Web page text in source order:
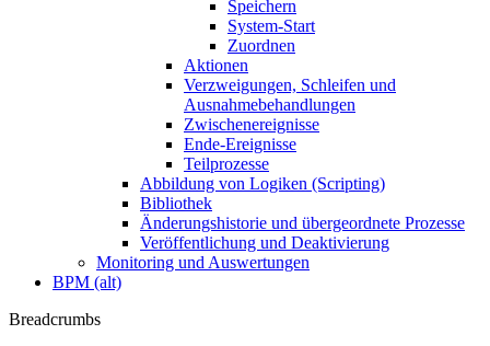
Speichern
System-Start
Zuordnen
Aktionen
Verzweigungen, Schleifen und
Ausnahmebehandlungen
Zwischenereignisse
Ende-Ereignisse
Teilprozesse
Abbildung von Logiken (Scripting)
Bibliothek
Änderungshistorie und übergeordnete Prozesse
Veröffentlichung und Deaktivierung
Monitoring und Auswertungen
BPM (alt)
Breadcrumbs